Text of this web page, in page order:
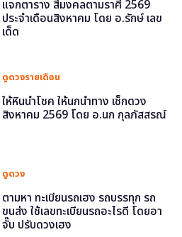
แจกตาราง สีมงคลตามราศี 2569
ประจำเดือนสิงหาคม โดย อ.รักษ์ เลข
เด็ด
ดูดวงรายเดือน
ให้หินนำโชค ให้นกนำทาง เช็กดวง
สิงหาคม 2569 โดย อ.นก กุลภัสสรณ์
ดูดวง
ตามหา ทะเบียนรถเฮง รถบรรทุก รถ
ขนส่ง ใช้เลขทะเบียนรถอะไรดี โดยอา
จั๊บ ปรับดวงเฮง